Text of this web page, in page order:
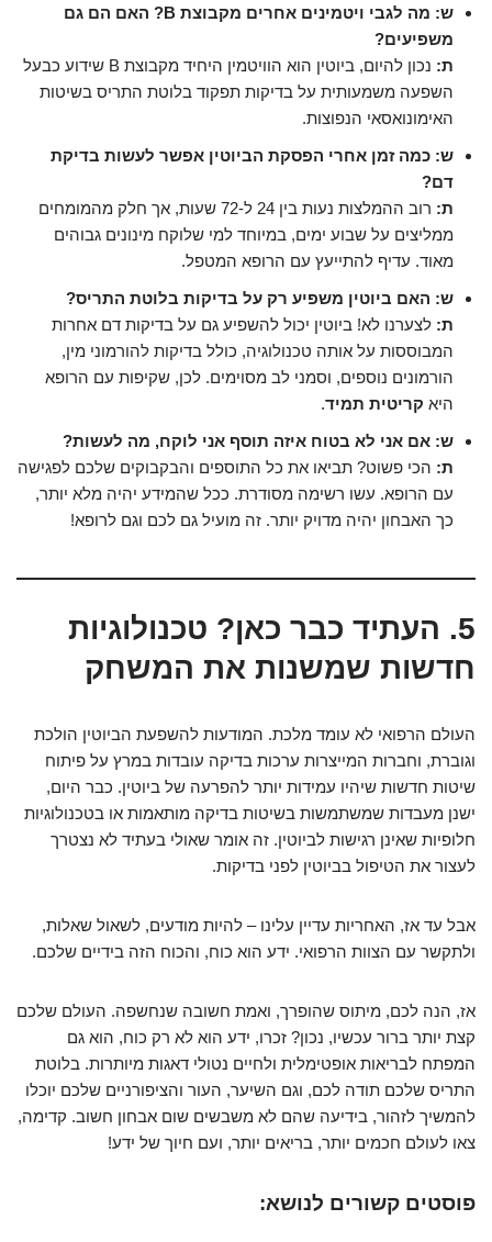
ש: מה לגבי ויטמינים אחרים מקבוצת B? האם הם גם
משפיעים?
ת:
נכון להיום, ביוטין הוא הוויטמין היחיד מקבוצת B שידוע כבעל
השפעה משמעותית על בדיקות תפקוד בלוטת התריס בשיטות
האימונואסאי הנפוצות.
ש: כמה זמן אחרי הפסקת הביוטין אפשר לעשות בדיקת
דם?
ת:
רוב ההמלצות נעות בין 24 ל-72 שעות, אך חלק מהמומחים
ממליצים על שבוע ימים, במיוחד למי שלוקח מינונים גבוהים
מאוד. עדיף להתייעץ עם הרופא המטפל.
ש: האם ביוטין משפיע רק על בדיקות בלוטת התריס?
ת: לצערנו לא! ביוטין יכול להשפיע גם על בדיקות דם אחרות
המבוססות על אותה טכנולוגיה, כולל בדיקות להורמוני מין,
הורמונים נוספים, וסמני לב מסוימים. לכן, שקיפות עם הרופא
היא קריטית תמיד.
ש: אם אני לא בטוח איזה תוסף אני לוקח, מה לעשות?
ת: הכי פשוט? תביאו את כל התוספים והבקבוקים שלכם לפגישה
עם הרופא. עשו רשימה מסודרת. ככל שהמידע יהיה מלא יותר,
כך האבחון יהיה מדויק יותר. זה מועיל גם לכם וגם לרופא!
5. העתיד כבר כאן? טכנולוגיות
חדשות שמשנות את המשחק
העולם הרפואי לא עומד מלכת. המודעות להשפעת הביוטין הולכת
וגוברת, וחברות המייצרות ערכות בדיקה עובדות במרץ על פיתוח
שיטות חדשות שיהיו עמידות יותר להפרעה של ביוטין. כבר היום,
ישנן מעבדות שמשתמשות בשיטות בדיקה מותאמות או בטכנולוגיות
חלופיות שאינן רגישות לביוטין. זה אומר שאולי בעתיד לא נצטרך
לעצור את הטיפול בביוטין לפני בדיקות.
אבל עד אז, האחריות עדיין עלינו – להיות מודעים, לשאול שאלות,
ולתקשר עם הצוות הרפואי. ידע הוא כוח, והכוח הזה בידיים שלכם.
אז, הנה לכם, מיתוס שהופרך, ואמת חשובה שנחשפה. העולם שלכם
קצת יותר ברור עכשיו, נכון? זכרו, ידע הוא לא רק כוח, הוא גם
המפתח לבריאות אופטימלית ולחיים נטולי דאגות מיותרות. בלוטת
התריס שלכם תודה לכם, וגם השיער, העור והציפורניים שלכם יוכלו
להמשיך לזהור, בידיעה שהם לא משבשים שום אבחון חשוב. קדימה,
צאו לעולם חכמים יותר, בריאים יותר, ועם חיוך של ידע!
פוסטים קשורים לנושא: